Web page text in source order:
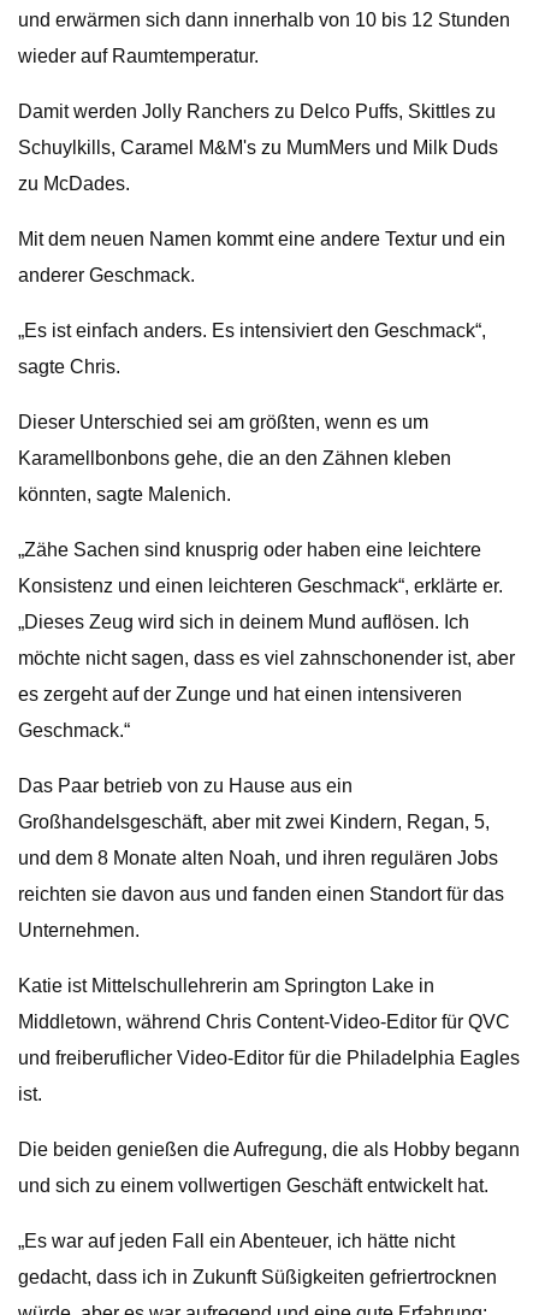
und erwärmen sich dann innerhalb von 10 bis 12 Stunden
wieder auf Raumtemperatur.
Damit werden Jolly Ranchers zu Delco Puffs, Skittles zu
Schuylkills, Caramel M&M's zu MumMers und Milk Duds
zu McDades.
Mit dem neuen Namen kommt eine andere Textur und ein
anderer Geschmack.
„Es ist einfach anders. Es intensiviert den Geschmack“,
sagte Chris.
Dieser Unterschied sei am größten, wenn es um
Karamellbonbons gehe, die an den Zähnen kleben
könnten, sagte Malenich.
„Zähe Sachen sind knusprig oder haben eine leichtere
Konsistenz und einen leichteren Geschmack“, erklärte er.
„Dieses Zeug wird sich in deinem Mund auflösen. Ich
möchte nicht sagen, dass es viel zahnschonender ist, aber
es zergeht auf der Zunge und hat einen intensiveren
Geschmack.“
Das Paar betrieb von zu Hause aus ein
Großhandelsgeschäft, aber mit zwei Kindern, Regan, 5,
und dem 8 Monate alten Noah, und ihren regulären Jobs
reichten sie davon aus und fanden einen Standort für das
Unternehmen.
Katie ist Mittelschullehrerin am Springton Lake in
Middletown, während Chris Content-Video-Editor für QVC
und freiberuflicher Video-Editor für die Philadelphia Eagles
ist.
Die beiden genießen die Aufregung, die als Hobby begann
und sich zu einem vollwertigen Geschäft entwickelt hat.
„Es war auf jeden Fall ein Abenteuer, ich hätte nicht
gedacht, dass ich in Zukunft Süßigkeiten gefriertrocknen